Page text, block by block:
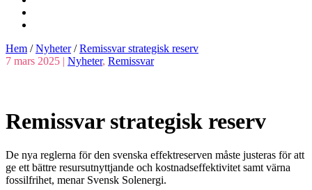
Hem /Nyheter/Remissvar strategisk reserv
7 mars 2025 | Nyheter, Remissvar
Remissvar strategisk reserv
De nya reglerna för den svenska effektreserven måste justeras för att
ge ett bättre resursutnyttjande och kostnadseffektivitet samt värna
fossilfrihet, menar Svensk Solenergi.